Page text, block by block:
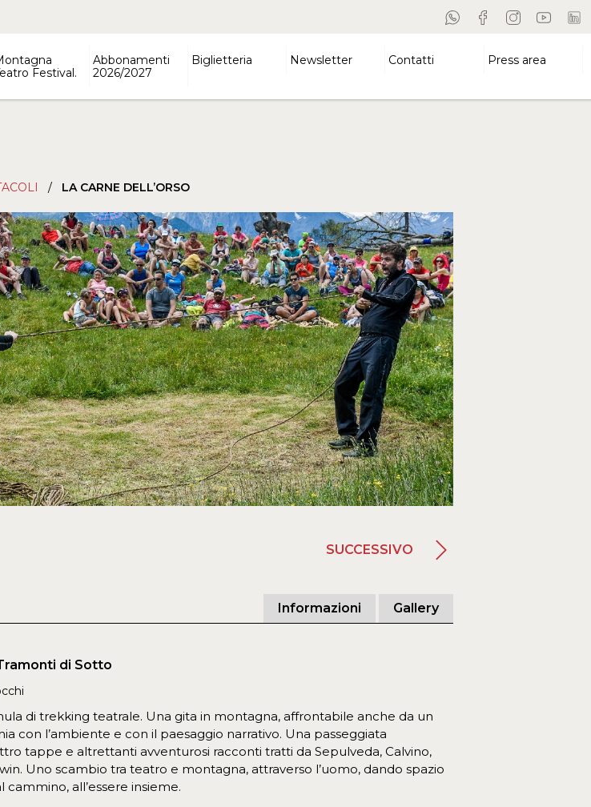
Festival.
Abbonamenti
2026/2027
Biglietteria Newsletter Contatti Press area
/ LA CARNE DELL’ORSO
SUCCESSIVO
Informazioni Gallery
di Sotto
di trekking teatrale. Una gita in montagna, affrontabile anche da un
con l’ambiente e con il paesaggio narrativo. Una passeggiata
tappe e altrettanti avventurosi racconti tratti da Sepulveda, Calvino,
Uno scambio tra teatro e montagna, attraverso l’uomo, dando spazio
all’essere insieme.